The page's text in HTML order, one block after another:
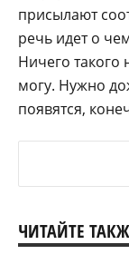
присылают
речь идет о
Ничего такого
могу. Нужно
появятся,
ЧИТАЙТЕ